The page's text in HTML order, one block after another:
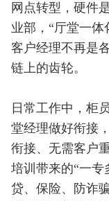
网点转型，硬件
业部，“厅堂一体
客户经理不再是
链上的齿轮。
日常工作中，柜
堂经理做好衔接
衔接、无需客户
培训带来的“一
贷、保险、防诈